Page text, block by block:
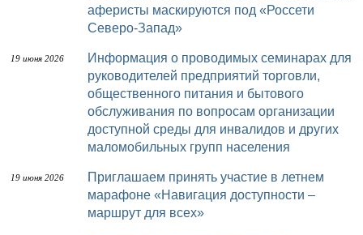
аферисты маскируются под «Россети
Северо-Запад»
19 июня 2026
Информация о проводимых семинарах для
руководителей предприятий торговли,
общественного питания и бытового
обслуживания по вопросам организации
доступной среды для инвалидов и других
маломобильных групп населения
19 июня 2026
Приглашаем принять участие в летнем
марафоне «Навигация доступности –
маршрут для всех»